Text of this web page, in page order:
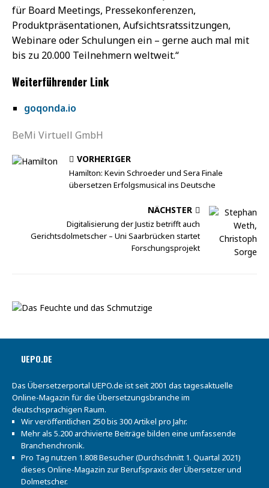
für Board Meetings, Pressekonferenzen,
Produktpräsentationen, Aufsichtsratssitzungen,
Webinare oder Schulungen ein – gerne auch mal mit
bis zu 20.000 Teilnehmern weltweit.“
Weiterführender Link
goqonda.io
BeMi Virtuell GmbH
VORHERIGER
Hamilton: Kevin Schroeder und Sera Finale
übersetzen Erfolgsmusical ins Deutsche
NÄCHSTER
Digitalisierung der Justiz betrifft auch
Gerichtsdolmetscher – Uni Saarbrücken startet
Forschungsprojekt
UEPO.DE
Das Übersetzerportal UEPO.de ist seit 2001 das tagesaktuelle
Online-Magazin für die Übersetzungsbranche im
deutschsprachigen Raum.
Wir veröffentlichen 250 bis 300 Artikel pro Jahr.
Mehr als 5.200 archivierte Beiträge bilden eine umfassende
Branchenchronik.
Pro Tag nutzen 1.808 Besucher (Durchschnitt 1. Quartal 2021)
dieses Online-Magazin zur Berufspraxis der Übersetzer und
Dolmetscher.